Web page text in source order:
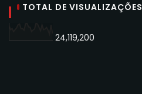
TOTAL DE VISUALIZAÇÕES
24,119,200